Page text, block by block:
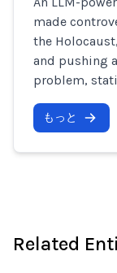
made
the
and pushing
problem,
もっと
Related